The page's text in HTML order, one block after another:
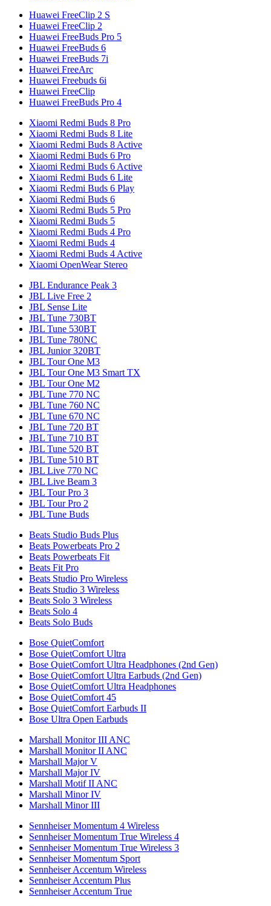
Huawei FreeClip 2 S
Huawei FreeClip 2
Huawei FreeBuds Pro 5
Huawei FreeBuds 6
Huawei FreeBuds 7i
Huawei FreeArc
Huawei Freebuds 6i
Huawei FreeClip
Huawei FreeBuds Pro 4
Xiaomi Redmi Buds 8 Pro
Xiaomi Redmi Buds 8 Lite
Xiaomi Redmi Buds 8 Active
Xiaomi Redmi Buds 6 Pro
Xiaomi Redmi Buds 6 Active
Xiaomi Redmi Buds 6 Lite
Xiaomi Redmi Buds 6 Play
Xiaomi Redmi Buds 6
Xiaomi Redmi Buds 5 Pro
Xiaomi Redmi Buds 5
Xiaomi Redmi Buds 4 Pro
Xiaomi Redmi Buds 4
Xiaomi Redmi Buds 4 Active
Xiaomi OpenWear Stereo
JBL Endurance Peak 3
JBL Live Free 2
JBL Sense Lite
JBL Tune 730BT
JBL Tune 530BT
JBL Tune 780NC
JBL Junior 320BT
JBL Tour One M3
JBL Tour One M3 Smart TX
JBL Tour One M2
JBL Tune 770 NC
JBL Tune 760 NC
JBL Tune 670 NC
JBL Tune 720 BT
JBL Tune 710 BT
JBL Tune 520 BT
JBL Tune 510 BT
JBL Live 770 NC
JBL Live Beam 3
JBL Tour Pro 3
JBL Tour Pro 2
JBL Tune Buds
Beats Studio Buds Plus
Beats Powerbeats Pro 2
Beats Powerbeats Fit
Beats Fit Pro
Beats Studio Pro Wireless
Beats Studio 3 Wireless
Beats Solo 3 Wireless
Beats Solo 4
Beats Solo Buds
Bose QuietComfort
Bose QuietComfort Ultra
Bose QuietComfort Ultra Headphones (2nd Gen)
Bose QuietComfort Ultra Earbuds (2nd Gen)
Bose QuietComfort Ultra Headphones
Bose QuietComfort 45
Bose QuietComfort Earbuds II
Bose Ultra Open Earbuds
Marshall Monitor III ANC
Marshall Monitor II ANC
Marshall Major V
Marshall Major IV
Marshall Motif II ANC
Marshall Minor IV
Marshall Minor III
Sennheiser Momentum 4 Wireless
Sennheiser Momentum True Wireless 4
Sennheiser Momentum True Wireless 3
Sennheiser Momentum Sport
Sennheiser Accentum Wireless
Sennheiser Accentum Plus
Sennheiser Accentum True